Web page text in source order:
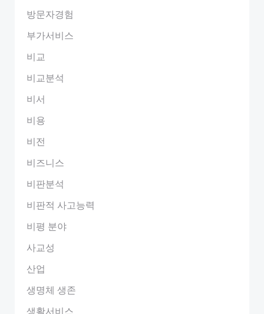
방문자경험
부가서비스
비교
비교분석
비서
비용
비전
비즈니스
비판분석
비판적 사고능력
비평 분야
사교성
산업
생명체 생존
생활서비스